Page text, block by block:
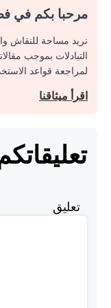
مرحبا بكم في
نريد مساحة للنقاش
التبادلات بموجب
لمراجعة قواعد
اقرأ ميثاقنا
تعليق